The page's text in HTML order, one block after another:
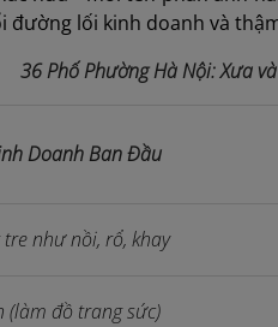
đường lối kinh doanh và
36 Phố Phường Hà Nội: Xưa
Doanh Ban Đầu
như nồi, rổ, khay
(làm đồ trang sức)